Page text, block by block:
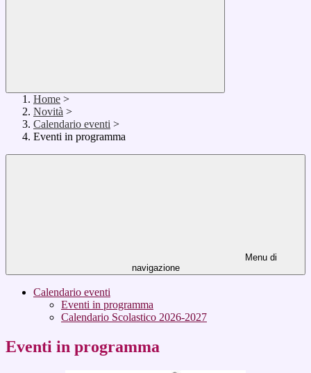
Home >
Novità >
Calendario eventi >
Eventi in programma
Menu di
navigazione
Calendario eventi
Eventi in programma
Calendario Scolastico 2026-2027
Eventi in programma